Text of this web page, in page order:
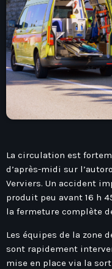
play_arrow Seven Ile-De-
Love Like Fun
News
Bourgogne-Franche-
Centre-Val De Loire
Corse
Grand-Est
Podcasts
Mixstation
L’équipe
Contact
La circulation est
d’après-midi sur
Verviers. Un accident
produit peu avant 16 h
la fermeture complète
Les équipes de la zone
sont rapidement
mise en place via la